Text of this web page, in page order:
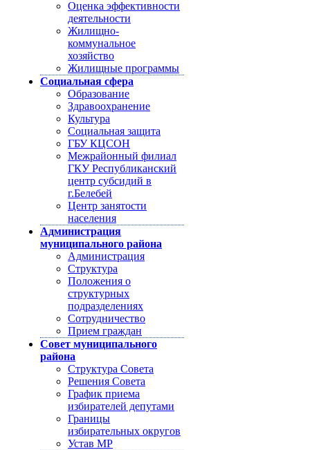
Оценка эффективности
деятельности
Жилищно-
коммунальное
хозяйство
Жилищные программы
Социальная сфера
Образование
Здравоохранение
Культура
Социальная защита
ГБУ КЦСОН
Межрайонный филиал
ГКУ Республиканский
центр субсидий в
г.Белебей
Центр занятости
населения
Администрация
муниципального района
Администрация
Структура
Положения о
структурных
подразделениях
Сотрудничество
Прием граждан
Совет муниципального
района
Структура Совета
Решения Совета
График приема
избирателей депутами
Границы
избирательных округов
Устав МР